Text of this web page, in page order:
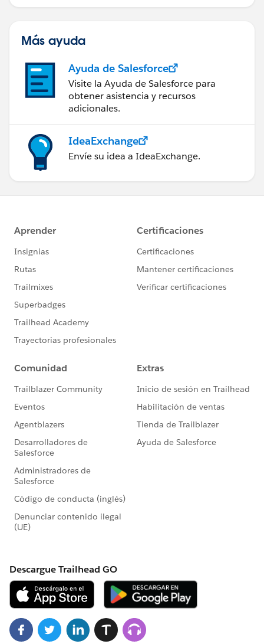
Más ayuda
Ayuda de Salesforce
Visite la Ayuda de Salesforce para
obtener asistencia y recursos
adicionales.
IdeaExchange
Envíe su idea a IdeaExchange.